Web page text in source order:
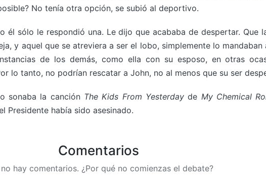
No tenía otra opción, se subió al deportivo.
él sólo le respondió una. Le dijo que acababa de despertar. Que
y aquel que se atreviera a ser el lobo, simplemente lo mandaban
de los demás, como ella con su esposo, en otras
lo tanto, no podrían rescatar a John, no al menos que su ser
sonaba la canción The Kids From Yesterday de My Chemical
Presidente había sido asesinado.
Comentarios
hay comentarios. ¿Por qué no comienzas el debate?